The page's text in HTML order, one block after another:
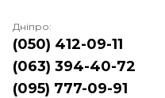
Дніпро:
(050) 412-09-11
(063) 394-40-72
(095) 777-09-91